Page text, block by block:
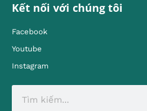
Kết nối với chúng tôi
Facebook
Youtube
Instagram